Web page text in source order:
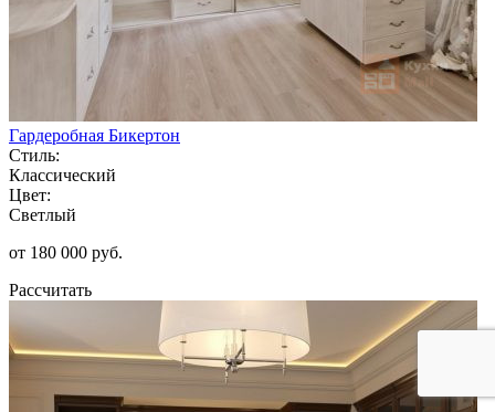
Гардеробная Бикертон
Стиль:
Классический
Цвет:
Светлый
от 180 000 руб.
Рассчитать